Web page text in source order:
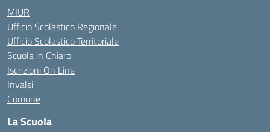
MIUR
Ufficio Scolastico Regionale
Ufficio Scolastico Territoriale
Scuola in Chiaro
Iscrizioni On Line
Invalsi
Comune
La Scuola